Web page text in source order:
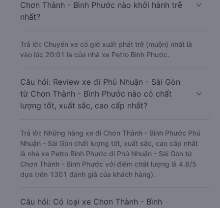
Chơn Thành - Bình Phước nào khởi hành trễ
nhất?
Trả lời: Chuyến xe có giờ xuất phát trễ (muộn) nhất là
vào lúc 20:01 là của nhà xe Petro Bình Phước.
Câu hỏi: Review xe đi Phú Nhuận - Sài Gòn
từ Chơn Thành - Bình Phước nào có chất
lượng tốt, xuất sắc, cao cấp nhất?
Trả lời: Những hãng xe đi Chơn Thành - Bình Phước Phú
Nhuận - Sài Gòn chất lượng tốt, xuất sắc, cao cấp nhất
là nhà xe Petro Bình Phước đi Phú Nhuận - Sài Gòn từ
Chơn Thành - Bình Phước với điểm chất lượng là 4.6/5
dựa trên 1301 đánh giá của khách hàng).
Câu hỏi: Có loại xe Chơn Thành - Bình